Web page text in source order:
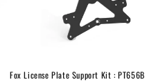
Fox License Plate Support Kit : PT656B